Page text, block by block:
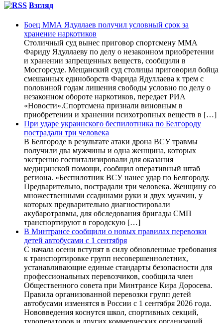
Взгляд
Боец ММА Ядуллаев получил условный срок за
хранение наркотиков
Столичный суд вынес приговор спортсмену ММА
Фариду Ядуллаеву по делу о незаконном приобретении
и хранении запрещенных веществ, сообщили в
Мосгорсуде. Мещанский суд столицы приговорил бойца
смешанных единоборств Фарида Ядуллаева к трем с
половиной годам лишения свободы условно по делу о
незаконном обороте наркотиков, передает РИА
«Новости».Спортсмена признали виновным в
приобретении и хранении психотропных веществ в […]
При ударе украинского беспилотника по Белгороду
пострадали три человека
В Белгороде в результате атаки дрона ВСУ травмы
получили два мужчины и одна женщина, которых
экстренно госпитализировали для оказания
медицинской помощи, сообщил оперативный штаб
региона. «Беспилотник ВСУ нанес удар по Белгороду.
Предварительно, пострадали три человека. Женщину со
множественными ссадинами руки и двух мужчин, у
которых предварительно диагностировали
акубаротравмы, для обследования бригады СМП
транспортируют в городскую […]
В Минтрансе сообщили о новых правилах перевозки
детей автобусами с 1 сентября
С начала осени вступят в силу обновленные требования
к транспортировке групп несовершеннолетних,
устанавливающие единые стандарты безопасности для
профессиональных перевозчиков, сообщила член
Общественного совета при Минтрансе Кира Доросева.
Правила организованной перевозки групп детей
автобусами изменятся в России с 1 сентября 2026 года.
Нововведения коснутся школ, спортивных секций,
туроператоров и других коммерческих организаций,